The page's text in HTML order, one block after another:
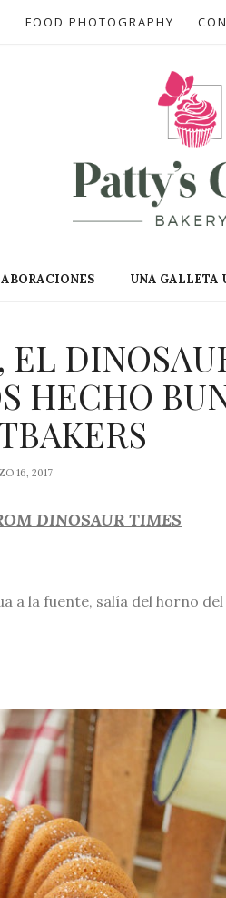
FOOD PHOTOGRAPHY
UNA GALLETA
HECHO
16, 2017
DINOSAUR TIMES
a la fuente, salía del horno